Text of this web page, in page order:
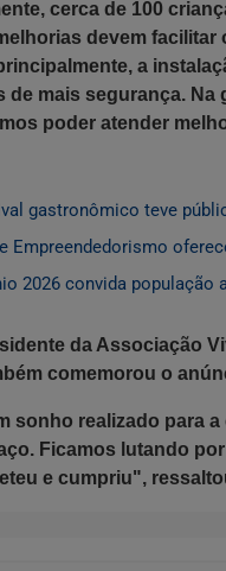
cerca de 100
devem
a
de mais segurança.
poder atender
gastronômico teve
Empreendedorismo
2026 convida
da Associação
comemorou o
sonho realizado para
Ficamos lutando
e cumpriu",